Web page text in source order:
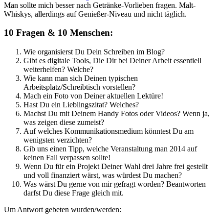
Man sollte mich besser nach Getränke-Vorlieben fragen. Malt-
Whiskys, allerdings auf Genießer-Niveau und nicht täglich.
10 Fragen & 10 Menschen:
Wie organisierst Du Dein Schreiben im Blog?
Gibt es digitale Tools, Die Dir bei Deiner Arbeit essentiell
weiterhelfen? Welche?
Wie kann man sich Deinen typischen
Arbeitsplatz/Schreibtisch vorstellen?
Mach ein Foto von Deiner aktuellen Lektüre!
Hast Du ein Lieblingszitat? Welches?
Machst Du mit Deinem Handy Fotos oder Videos? Wenn ja,
was zeigen diese zumeist?
Auf welches Kommunikationsmedium könntest Du am
wenigsten verzichten?
Gib uns einen Tipp, welche Veranstaltung man 2014 auf
keinen Fall verpassen sollte!
Wenn Du für ein Projekt Deiner Wahl drei Jahre frei gestellt
und voll finanziert wärst, was würdest Du machen?
Was wärst Du gerne von mir gefragt worden? Beantworten
darfst Du diese Frage gleich mit.
Um Antwort gebeten wurden/werden: